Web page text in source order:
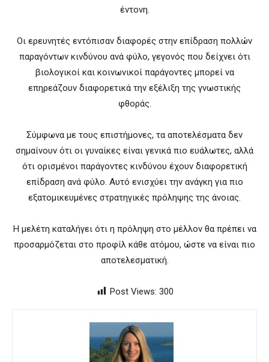
έντονη.
Οι ερευνητές εντόπισαν διαφορές στην επίδραση πολλών
παραγόντων κινδύνου ανά φύλο, γεγονός που δείχνει ότι
βιολογικοί και κοινωνικοί παράγοντες μπορεί να
επηρεάζουν διαφορετικά την εξέλιξη της γνωστικής
φθοράς.
Σύμφωνα με τους επιστήμονες, τα αποτελέσματα δεν
σημαίνουν ότι οι γυναίκες είναι γενικά πιο ευάλωτες, αλλά
ότι ορισμένοι παράγοντες κινδύνου έχουν διαφορετική
επίδραση ανά φύλο. Αυτό ενισχύει την ανάγκη για πιο
εξατομικευμένες στρατηγικές πρόληψης της άνοιας.
Η μελέτη καταλήγει ότι η πρόληψη στο μέλλον θα πρέπει να
προσαρμόζεται στο προφίλ κάθε ατόμου, ώστε να είναι πιο
αποτελεσματική.
Post Views: 300